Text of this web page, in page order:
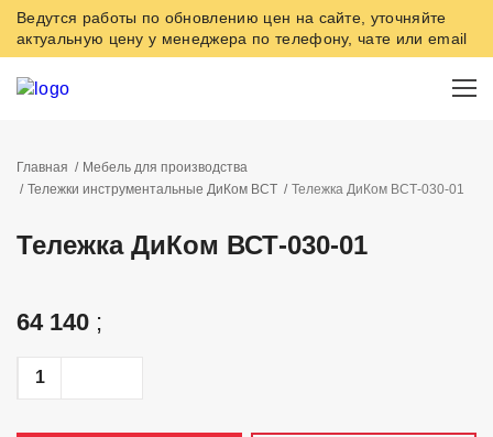
Ведутся работы по обновлению цен на сайте, уточняйте
актуальную цену у менеджера по телефону, чате или email
Главная
Мебель для производства
Тележки инструментальные ДиКом ВСТ
Тележка ДиКом ВСТ-030-01
Тележка ДиКом ВСТ-030-01
64 140 ;